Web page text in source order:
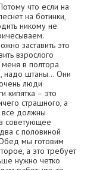
что если на
на ботинки,
никому не
заставить это
взрослого
в полтора
надо штаны… Они
люди
кипятка – это
страшного, а
все должны
советующее
с половиной
мы готовим
а это требует
нужно четко